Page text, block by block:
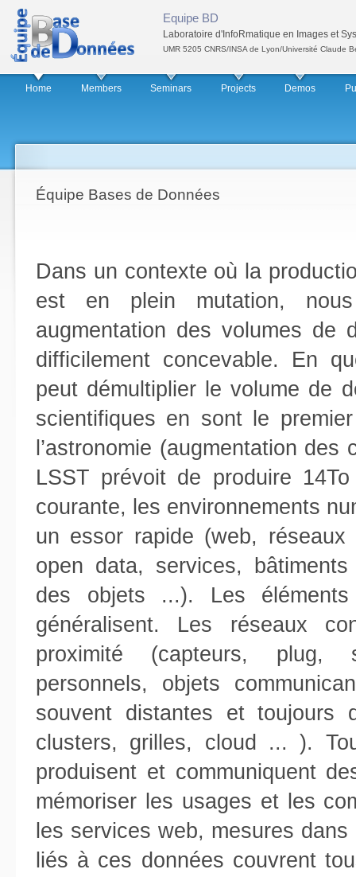
Equipe BD
Laboratoire d'InfoRmatique en Images et
UMR 5205 CNRS/INSA de Lyon/Université Claude
Main menu
Home Members Seminars Projects Demos
Secondary menu
Équipe Bases de Données
Dans un contexte où la
est en plein mutation,
augmentation des volumes de
difficilement concevable. En
peut démultiplier le volume de
scientifiques en sont le
l’astronomie (augmentation
LSST prévoit de produire
courante, les environnements
un essor rapide (web, réseaux
open data, services,
des objets ...). Les
généralisent. Les réseaux
proximité (capteurs, plug,
personnels, objets
souvent distantes et toujours
clusters, grilles, cloud ... ).
produisent et communiquent
mémoriser les usages et les
les services web, mesures
liés à ces données couvrent